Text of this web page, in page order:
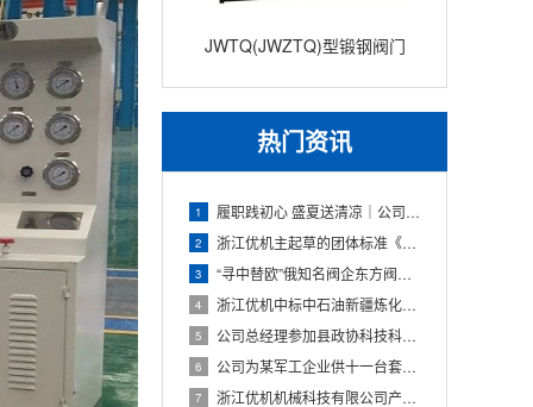
JWTQ(JWZTQ)型锻钢阀门
试验台，锻钢阀门测试机
热门资讯
1 履职践初心 盛夏送清凉｜公司联动政协委员工作室慰问瓯北消防“
2 浙江优机主起草的团体标准《阀门密封性能试验台》通过立项评审
3 “寻中替欧”俄知名阀企东方阀门股份技术总监Dmitrii先生
4 浙江优机中标中石油新疆炼化建设集团阀门试验校验项目
5 公司总经理参加县政协科技科协界别青山湖科技城学习调研活动
6 公司为某军工企业供十一台套阀门试验台和密封研磨设备
7 浙江优机机械科技有限公司产品登上年度温州好